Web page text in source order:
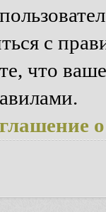
с
что